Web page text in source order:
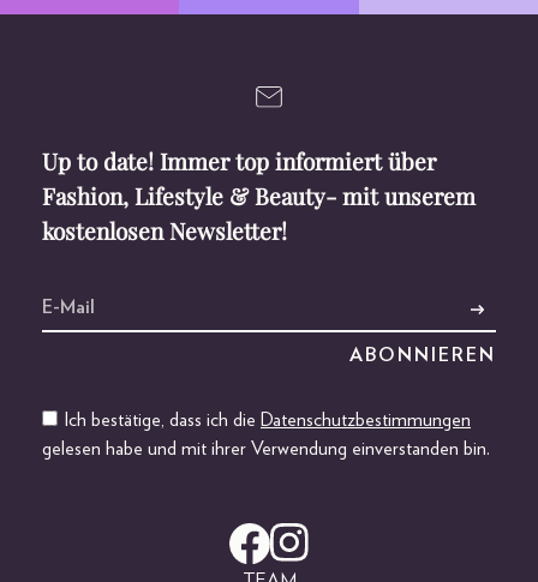
Up to date! Immer top informiert über
Fashion, Lifestyle & Beauty- mit unserem
kostenlosen Newsletter!
Ich bestätige, dass ich die Datenschutzbestimmungen
gelesen habe und mit ihrer Verwendung einverstanden bin.